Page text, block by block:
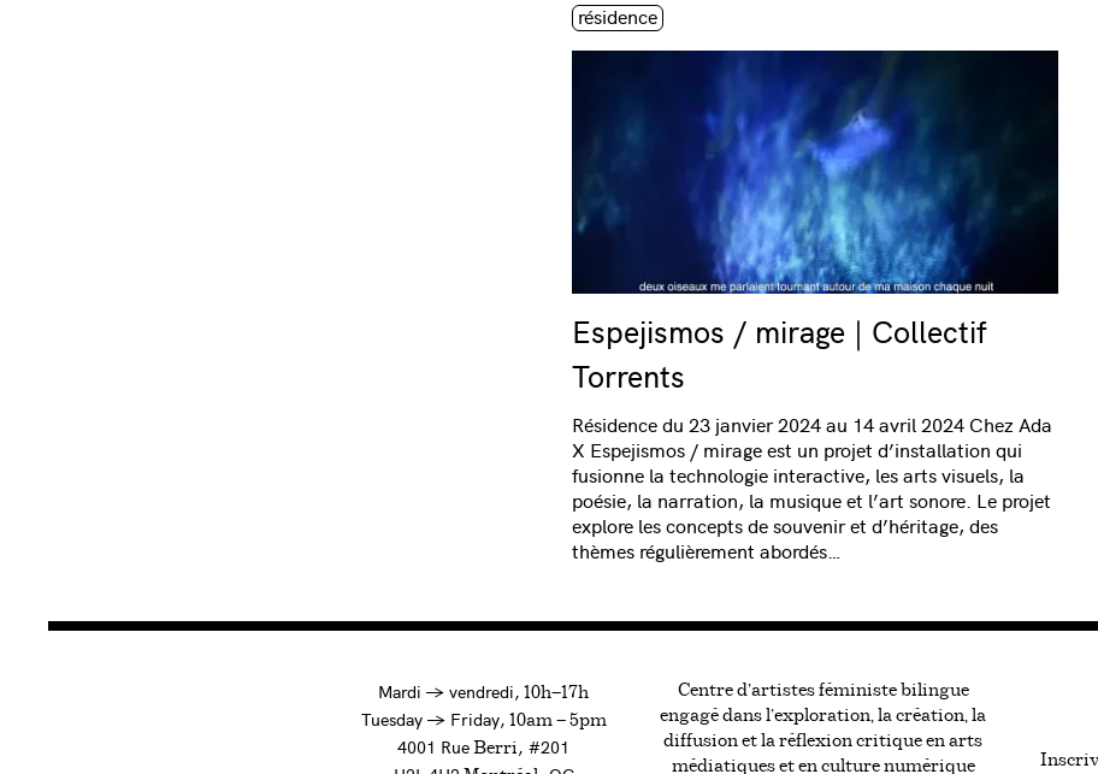
Espejismos / mirage | Collectif
Torrents
Étiquette(s)
résidence
Résidence du 23 janvier 2024 au 14 avril 2024 Chez Ada
X Espejismos / mirage est un projet d’installation qui
fusionne la technologie interactive, les arts visuels, la
poésie, la narration, la musique et l’art sonore. Le projet
explore les concepts de souvenir et d’héritage, des
thèmes régulièrement abordés…
Mardi →àvendredi, 10h—17h
Tuesday →to
Friday, 10am — 5pm
4001 Rue Berri, #201
Centre d’artistes féministe bilingue
engagé dans l’exploration, la création, la
diffusion et la réflexion critique en arts
médiatiques et en culture numérique